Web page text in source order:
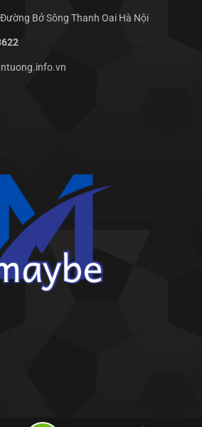
Bở Sông Thanh Oai Hà Nội